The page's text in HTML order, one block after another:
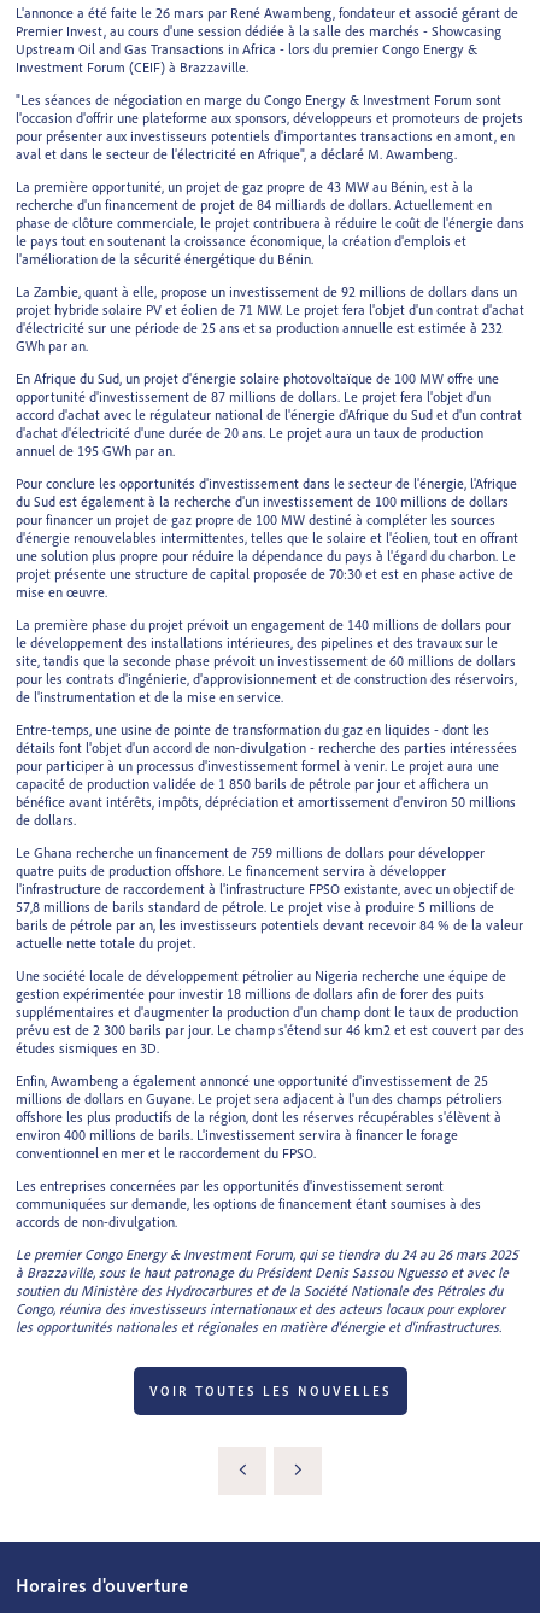
L'annonce a été faite le 26 mars par René Awambeng, fondateur et associé gérant de
Premier Invest, au cours d'une session dédiée à la salle des marchés - Showcasing
Upstream Oil and Gas Transactions in Africa - lors du premier Congo Energy &
Investment Forum (CEIF) à Brazzaville.
"Les séances de négociation en marge du Congo Energy & Investment Forum sont
l'occasion d'offrir une plateforme aux sponsors, développeurs et promoteurs de projets
pour présenter aux investisseurs potentiels d'importantes transactions en amont, en
aval et dans le secteur de l'électricité en Afrique", a déclaré M. Awambeng.
La première opportunité, un projet de gaz propre de 43 MW au Bénin, est à la
recherche d'un financement de projet de 84 milliards de dollars. Actuellement en
phase de clôture commerciale, le projet contribuera à réduire le coût de l'énergie dans
le pays tout en soutenant la croissance économique, la création d'emplois et
l'amélioration de la sécurité énergétique du Bénin.
La Zambie, quant à elle, propose un investissement de 92 millions de dollars dans un
projet hybride solaire PV et éolien de 71 MW. Le projet fera l'objet d'un contrat d'achat
d'électricité sur une période de 25 ans et sa production annuelle est estimée à 232
GWh par an.
En Afrique du Sud, un projet d'énergie solaire photovoltaïque de 100 MW offre une
opportunité d'investissement de 87 millions de dollars. Le projet fera l'objet d'un
accord d'achat avec le régulateur national de l'énergie d'Afrique du Sud et d'un contrat
d'achat d'électricité d'une durée de 20 ans. Le projet aura un taux de production
annuel de 195 GWh par an.
Pour conclure les opportunités d'investissement dans le secteur de l'énergie, l'Afrique
du Sud est également à la recherche d'un investissement de 100 millions de dollars
pour financer un projet de gaz propre de 100 MW destiné à compléter les sources
d'énergie renouvelables intermittentes, telles que le solaire et l'éolien, tout en offrant
une solution plus propre pour réduire la dépendance du pays à l'égard du charbon. Le
projet présente une structure de capital proposée de 70:30 et est en phase active de
mise en œuvre.
La première phase du projet prévoit un engagement de 140 millions de dollars pour
le développement des installations intérieures, des pipelines et des travaux sur le
site, tandis que la seconde phase prévoit un investissement de 60 millions de dollars
pour les contrats d'ingénierie, d'approvisionnement et de construction des réservoirs,
de l'instrumentation et de la mise en service.
Entre-temps, une usine de pointe de transformation du gaz en liquides - dont les
détails font l'objet d'un accord de non-divulgation - recherche des parties intéressées
pour participer à un processus d'investissement formel à venir. Le projet aura une
capacité de production validée de 1 850 barils de pétrole par jour et affichera un
bénéfice avant intérêts, impôts, dépréciation et amortissement d'environ 50 millions
de dollars.
Le Ghana recherche un financement de 759 millions de dollars pour développer
quatre puits de production offshore. Le financement servira à développer
l'infrastructure de raccordement à l'infrastructure FPSO existante, avec un objectif de
57,8 millions de barils standard de pétrole. Le projet vise à produire 5 millions de
barils de pétrole par an, les investisseurs potentiels devant recevoir 84 % de la valeur
actuelle nette totale du projet.
Une société locale de développement pétrolier au Nigeria recherche une équipe de
gestion expérimentée pour investir 18 millions de dollars afin de forer des puits
supplémentaires et d'augmenter la production d'un champ dont le taux de production
prévu est de 2 300 barils par jour. Le champ s'étend sur 46 km2 et est couvert par des
études sismiques en 3D.
Enfin, Awambeng a également annoncé une opportunité d'investissement de 25
millions de dollars en Guyane. Le projet sera adjacent à l'un des champs pétroliers
offshore les plus productifs de la région, dont les réserves récupérables s'élèvent à
environ 400 millions de barils. L'investissement servira à financer le forage
conventionnel en mer et le raccordement du FPSO.
Les entreprises concernées par les opportunités d'investissement seront
communiquées sur demande, les options de financement étant soumises à des
accords de non-divulgation.
Le premier Congo Energy & Investment Forum, qui se tiendra du 24 au 26 mars 2025
à Brazzaville, sous le haut patronage du Président Denis Sassou Nguesso et avec le
soutien du Ministère des Hydrocarbures et de la Société Nationale des Pétroles du
Congo, réunira des investisseurs internationaux et des acteurs locaux pour explorer
les opportunités nationales et régionales en matière d'énergie et d'infrastructures.
VOIR TOUTES LES NOUVELLES
Horaires d'ouverture